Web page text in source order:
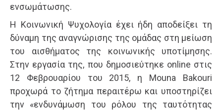
ενσωμάτωσης.
Η Κοινωνική Ψυχολογία έχει ήδη αποδείξει τη
δύναμη της αναγνώρισης της ομάδας στη μείωση
του αισθήματος της κοινωνικής υποτίμησης.
Στην εργασία της, που δημοσιεύτηκε online στις
12 Φεβρουαρίου του 2015, η Mouna Bakouri
προχωρά το ζήτημα περαιτέρω και υποστηρίζει
την «ενδυνάμωση του ρόλου της ταυτότητας